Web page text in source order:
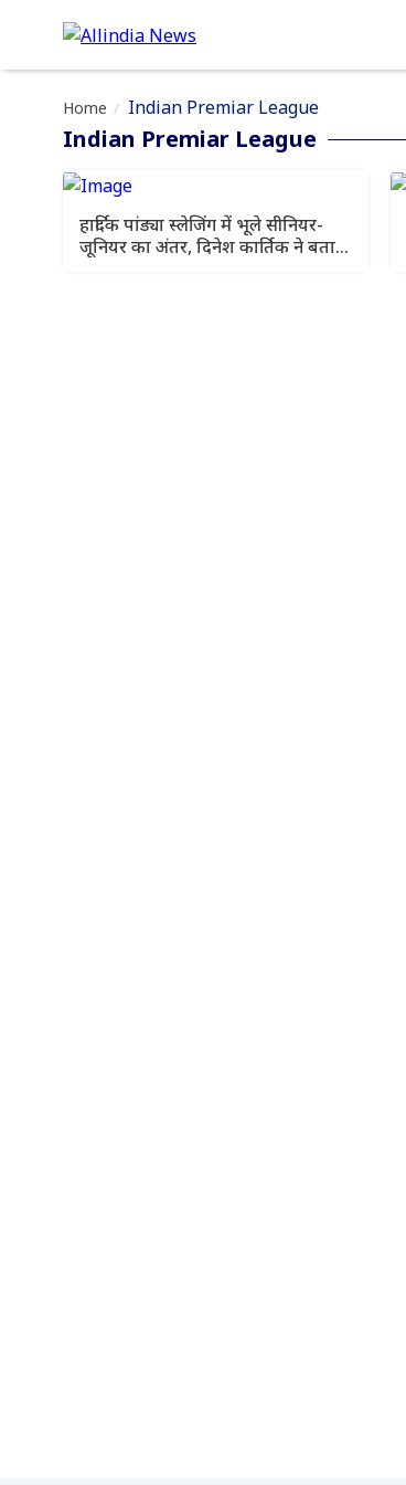
Home Indian Premiar League
Indian Premiar League
हार्दिक पांड्या स्लेजिंग में भूले सीनियर-
जूनियर का अंतर, दिनेश कार्तिक ने बताया